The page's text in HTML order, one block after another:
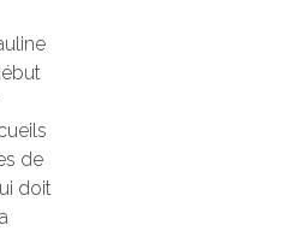
de
doit